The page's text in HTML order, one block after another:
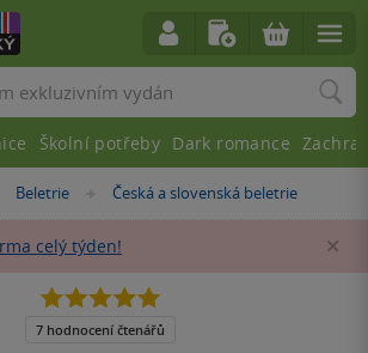
»
Beletrie »
Česká a slovenská beletrie
celý týden!
5.0
5
7 hodnocení čtenářů
Školní potřeby Dark romance